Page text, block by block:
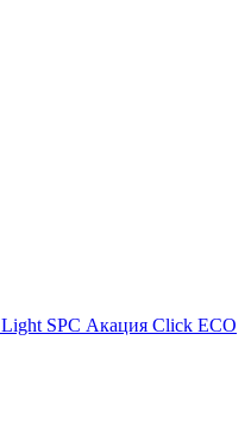
SPC Акация Click ECO